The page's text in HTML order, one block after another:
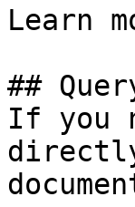
Learn
##
If you